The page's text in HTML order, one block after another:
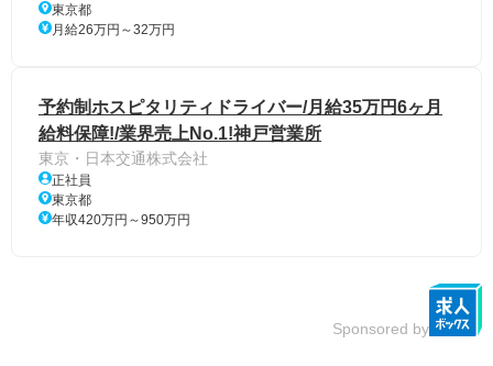
東京都
月給26万円～32万円
予約制ホスピタリティドライバー/月給35万円6ヶ月
給料保障!/業界売上No.1!神戸営業所
東京・日本交通株式会社
正社員
東京都
年収420万円～950万円
Sponsored by